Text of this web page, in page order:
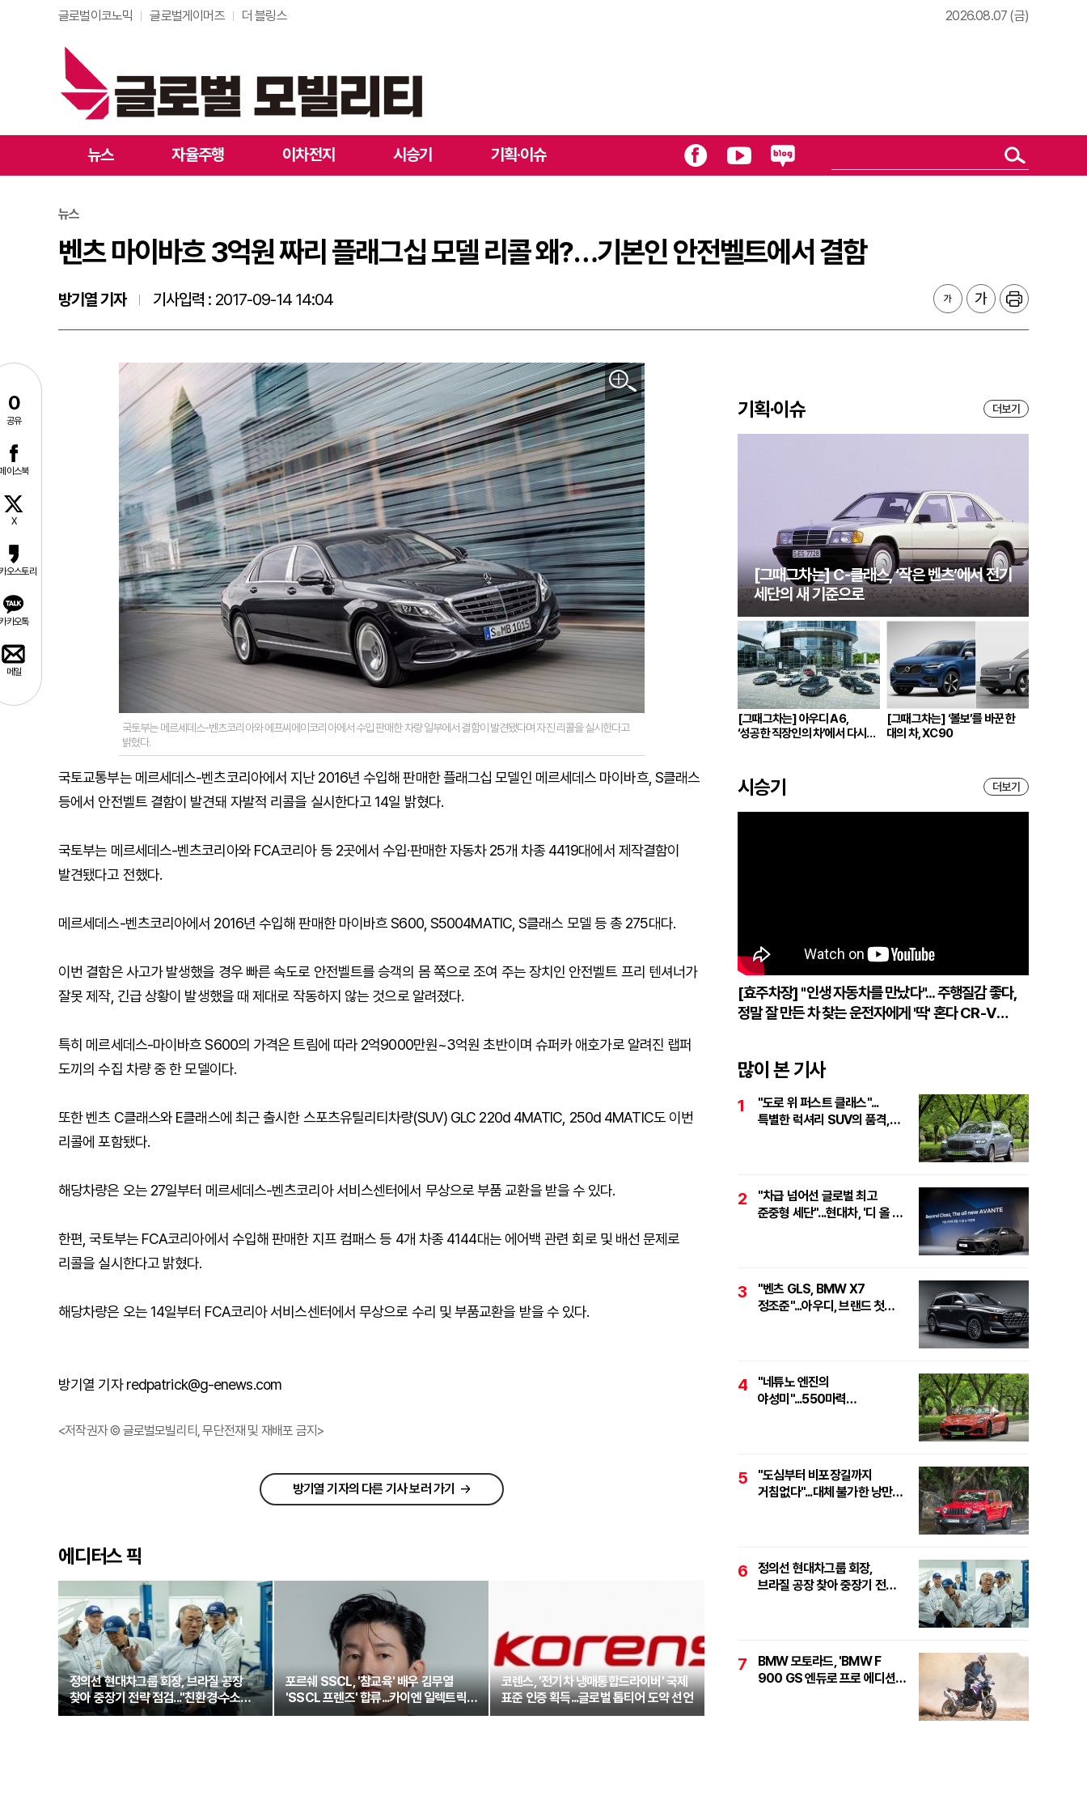
글로벌이코노믹 글로벌게이머즈 더 블링스 2026.08.07 (금)
뉴스 자율주행 이차전지 시승기 기획·이슈
벤츠 마이바흐 3억원 짜리 플래그십 모델 리콜 왜?…기본인 안전벨트에서 결함
0
공유
이스북
X
오스토리
카오톡
메일
뉴스
벤츠 마이바흐 3억원 짜리 플래그십 모델 리콜 왜?…기본인 안전벨트에서 결함
방기열 기자 기사입력 : 2017-09-14 14:04
국토부는 메르세데스-벤츠코리아와 에프씨에이코리아에서 수입 판매한 차량 일부에서 결함이 발견됐다며 자진 리콜을 실시한다고
밝혔다.
국토교통부는 메르세데스-벤츠코리아에서 지난 2016년 수입해 판매한 플래그십 모델인 메르세데스 마이바흐, S클래스
등에서 안전벨트 결함이 발견돼 자발적 리콜을 실시한다고 14일 밝혔다.
국토부는 메르세데스-벤츠코리아와 FCA코리아 등 2곳에서 수입·판매한 자동차 25개 차종 4419대에서 제작결함이
발견됐다고 전했다.
메르세데스-벤츠코리아에서 2016년 수입해 판매한 마이바흐 S600, S5004MATIC, S클래스 모델 등 총 275대다.
이번 결함은 사고가 발생했을 경우 빠른 속도로 안전벨트를 승객의 몸 쪽으로 조여 주는 장치인 안전벨트 프리 텐셔너가
잘못 제작, 긴급 상황이 발생했을 때 제대로 작동하지 않는 것으로 알려졌다.
특히 메르세데스-마이바흐 S600의 가격은 트림에 따라 2억9000만원~3억원 초반이며 슈퍼카 애호가로 알려진 랩퍼
도끼의 수집 차량 중 한 모델이다.
또한 벤츠 C클래스와 E클래스에 최근 출시한 스포츠유틸리티차량(SUV) GLC 220d 4MATIC, 250d 4MATIC도 이번
리콜에 포함됐다.
해당차량은 오는 27일부터 메르세데스-벤츠코리아 서비스센터에서 무상으로 부품 교환을 받을 수 있다.
한편, 국토부는 FCA코리아에서 수입해 판매한 지프 컴패스 등 4개 차종 4144대는 에어백 관련 회로 및 배선 문제로
리콜을 실시한다고 밝혔다.
해당차량은 오는 14일부터 FCA코리아 서비스센터에서 무상으로 수리 및 부품교환을 받을 수 있다.
방기열 기자 redpatrick@g-enews.com
<저작권자 © 글로벌모빌리티, 무단전재 및 재배포 금지>
방기열 기자의 다른 기사 보러 가기
에디터스 픽
정의선 현대차그룹 회장, 브라질 공장
찾아 중장기 전략 점검..."친환경·수소로
정면돌파"
포르쉐 SSCL, '참교육' 배우 김무열
'SSCL 프렌즈' 합류...카이엔 일렉트릭과
새로운 여정
코렌스, '전기차 냉매통합드라이버' 국제
표준 인증 획득...글로벌 톱티어 도약 선언
기획·이슈 더보기
[그때그차는] C-클래스, ‘작은 벤츠’에서 전기
세단의 새 기준으로
[그때그차는] 아우디 A6,
‘성공한 직장인의 차’에서 다시
[그때그차는] ‘볼보’를 바꾼 한
대의 차, XC90
시승기 더보기
[효주차장] "인생 자동차를 만났다"... 주행질감 좋다,
정말 잘 만든 차 찾는 운전자에게 '딱' 혼다 CR-V
많이 본 기사
1
"도로 위 퍼스트 클래스"...
특별한 럭셔리 SUV의 품격,
2
"차급 넘어선 글로벌 최고
준중형 세단"...현대차, '디 올 뉴
3
"벤츠 GLS, BMW X7
정조준"...아우디, 브랜드 첫
4
"네튜노 엔진의
야성미"...550마력
5
"도심부터 비포장길까지
거침없다"...대체 불가한 낭만
6
정의선 현대차그룹 회장,
브라질 공장 찾아 중장기 전략
7
BMW 모토라드, 'BMW F
900 GS 엔듀로 프로 에디션'